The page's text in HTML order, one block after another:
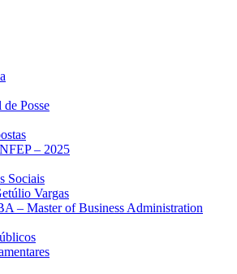
Posse
– 2025
Sociais
Vargas
– Master of Business Administration